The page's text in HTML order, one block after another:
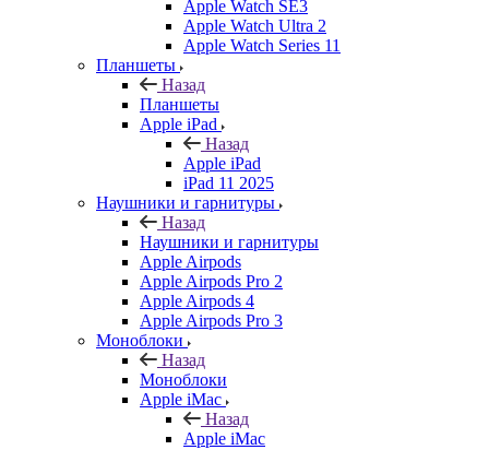
Apple Watch SE3
Apple Watch Ultra 2
Apple Watch Series 11
Планшеты
Назад
Планшеты
Apple iPad
Назад
Apple iPad
iPad 11 2025
Наушники и гарнитуры
Назад
Наушники и гарнитуры
Apple Airpods
Apple Airpods Pro 2
Apple Airpods 4
Apple Airpods Pro 3
Моноблоки
Назад
Моноблоки
Apple iMac
Назад
Apple iMac